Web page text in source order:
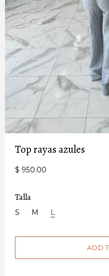
Top rayas azules
$ 950.00
Talla
S M L